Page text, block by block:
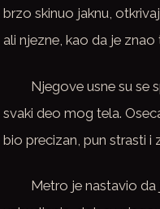
brzo skinuo jaknu,
ali njezne, kao da je
Njegove usne su se
svaki deo mog tela.
bio precizan, pun strasti i
Metro je nastavio da